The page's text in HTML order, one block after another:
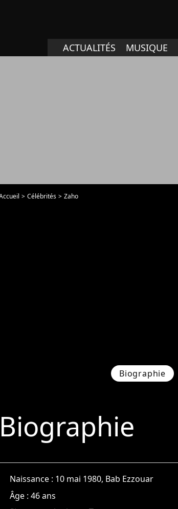
ACTUALITÉS MUSIQUE
Célébrités Zaho
Biographie
Biographie
Naissance : 10 mai 1980, Bab Ezzouar
Âge :46 ans